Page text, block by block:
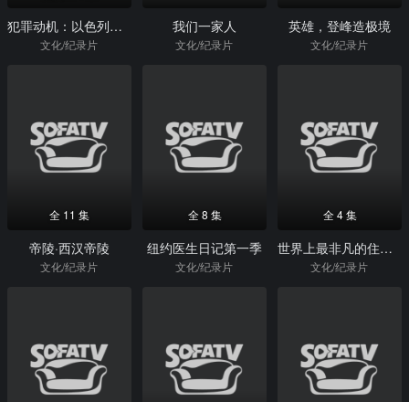
犯罪动机：以色列少年杀人事件
文化/纪录片
我们一家人
文化/纪录片
英雄，登峰造极境
文化/纪录片
全 11 集
帝陵·西汉帝陵
文化/纪录片
全 8 集
纽约医生日记第一季
文化/纪录片
全 4 集
世界上最非凡的住宅第一季
文化/纪录片